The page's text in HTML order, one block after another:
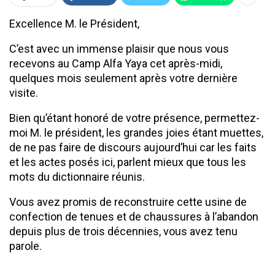
Excellence M. le Président,
C’est avec un immense plaisir que nous vous
recevons au Camp Alfa Yaya cet après-midi,
quelques mois seulement après votre dernière
visite.
Bien qu’étant honoré de votre présence, permettez-
moi M. le président, les grandes joies étant muettes,
de ne pas faire de discours aujourd’hui car les faits
et les actes posés ici, parlent mieux que tous les
mots du dictionnaire réunis.
Vous avez promis de reconstruire cette usine de
confection de tenues et de chaussures à l’abandon
depuis plus de trois décennies, vous avez tenu
parole.